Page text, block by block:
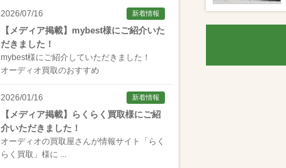
2026/07/16 新着情報
【メディア掲載】mybest様にご紹介いた
だきました！
mybest様にご紹介していただきました！
オーディオ買取のおすすめ
2026/01/16 新着情報
【メディア掲載】らくらく買取様にご紹
介いただきました！
オーディオの買取屋さんが情報サイト「 らく
らく買取 」様に ...